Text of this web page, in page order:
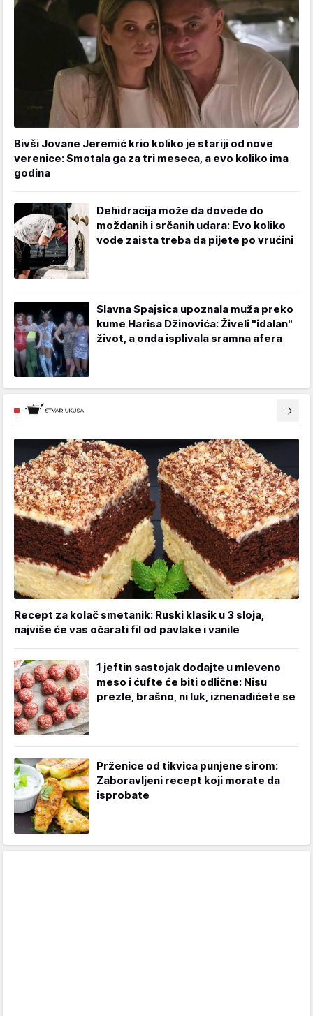
Bivši Jovane Jeremić krio koliko je stariji od nove
verenice: Smotala ga za tri meseca, a evo koliko ima
godina
Dehidracija može da dovede do
moždanih i srčanih udara: Evo koliko
vode zaista treba da pijete po vrućini
Slavna Spajsica upoznala muža preko
kume Harisa Džinovića: Živeli "idalan"
život, a onda isplivala sramna afera
Recept za kolač smetanik: Ruski klasik u 3 sloja,
najviše će vas očarati fil od pavlake i vanile
1 jeftin sastojak dodajte u mleveno
meso i ćufte će biti odlične: Nisu
prezle, brašno, ni luk, iznenadićete se
Prženice od tikvica punjene sirom:
Zaboravljeni recept koji morate da
isprobate